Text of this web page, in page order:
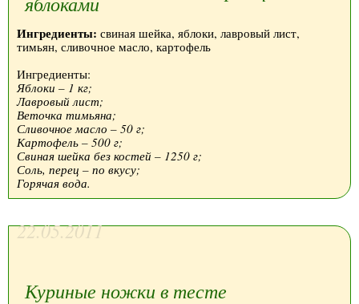
Ингредиенты: свиная шейка, яблоки, лавровый лист,
тимьян, сливочное масло, картофель
Ингредиенты:
Яблоки – 1 кг;
Лавровый лист;
Веточка тимьяна;
Сливочное масло – 50 г;
Картофель – 500 г;
Свиная шейка без костей – 1250 г;
Соль, перец – по вкусу;
Горячая вода.
22.05.2011
Куриные ножки в тесте